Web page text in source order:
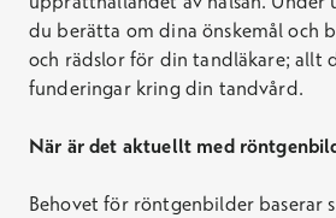
du berätta om dina önskemål och
och rädslor för din tandläkare; allt
funderingar kring din tandvård.
När är det aktuellt med
Behovet för röntgenbilder baserar